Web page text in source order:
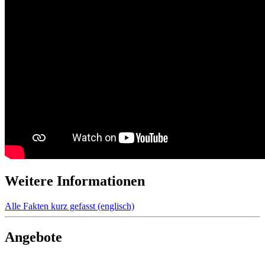
Weitere Informationen
Alle Fakten kurz gefasst (englisch)
Angebote